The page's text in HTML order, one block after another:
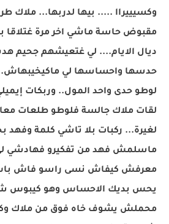
وكسيييراا ..... بيها لدربها... ملاك
مقبوض حاسة ماشي اخر مرة غتلاقا
ديال الايام.... لي غتعيشهم جحيم
حدسها واحساسها لي
لوطو حدى واحد المول.. وربكات
لقات ملاك جالسة فلوطو طلعات
لغيرة... ركبات بلا تاشي كلمة وفهد
ماسلمش فهد من تفكيرو فهادشي
معرفش كيفاش نسى راسو فاش
يحس بديك الاحساس وهو كيبوس
محملش يشوف خاه فوق من ملاك